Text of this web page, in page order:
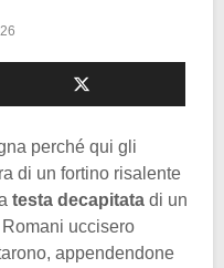
perché qui gli
di un fortino risalente
testa decapitata di un
uccisero
appendendone